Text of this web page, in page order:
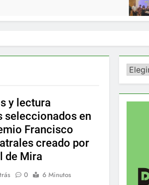
12 Meses Atrás
y lectura
seleccionados en
Francisco
creado por
de Mira
0
6 Minutos